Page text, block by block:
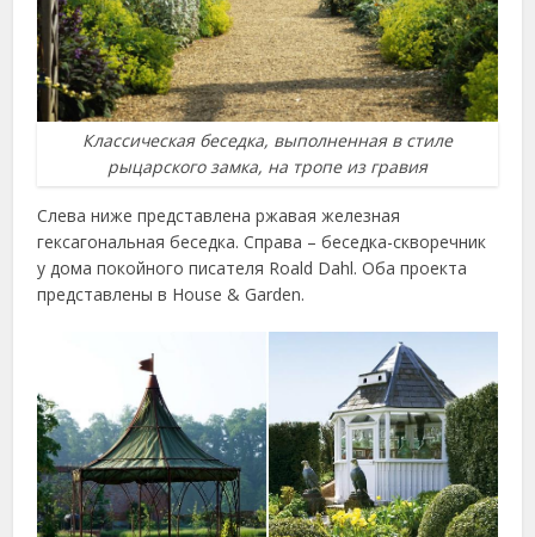
Классическая беседка, выполненная в стиле
рыцарского замка, на тропе из гравия
Слева ниже представлена ржавая железная
гексагональная беседка. Справа – беседка-скворечник
у дома покойного писателя Roald Dahl. Оба проекта
представлены в House & Garden.